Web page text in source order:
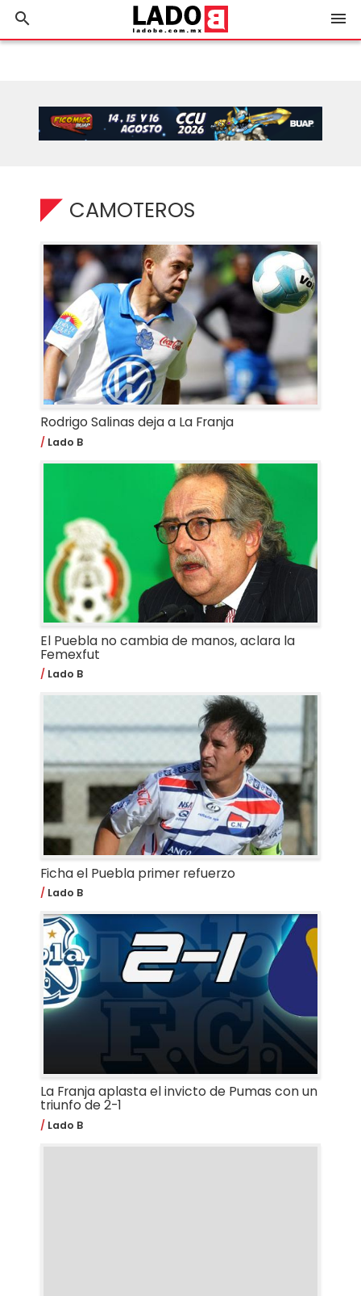
search menu
CAMOTEROS
Rodrigo Salinas deja a La Franja
Lado B
El Puebla no cambia de manos, aclara la
Femexfut
Lado B
Ficha el Puebla primer refuerzo
Lado B
La Franja aplasta el invicto de Pumas con un
triunfo de 2-1
Lado B